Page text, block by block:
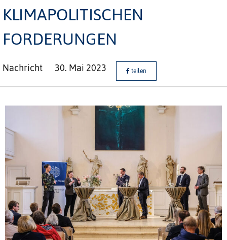
KLIMAPOLITISCHEN
FORDERUNGEN
Nachricht 30. Mai 2023 teilen